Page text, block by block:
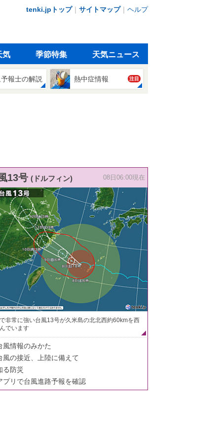
tenki.jpトップ｜ サイトマップ｜ ヘルプ
気 季節特集 天気ニュース
報士の解説 熱中症情報 注目
13号 (ドルフィン) 08日06:00現在
非常に強い台風13号が久米島の北北西約60kmを西
でいます
風情報のみかた
風の接近、上陸に備えて
る防災
プリで台風進路予報を確認